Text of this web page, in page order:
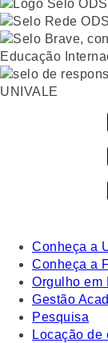
UNIVALE
Conheça a
Conheça a
Orgulho em
Gestão
Pesquisa
Locação de